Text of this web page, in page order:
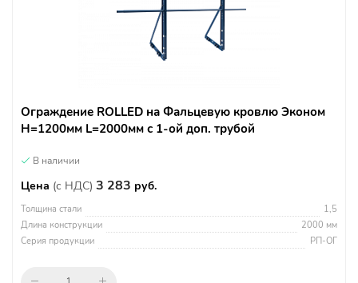
Ограждение ROLLED на Фальцевую кровлю Эконом
H=1200мм L=2000мм с 1-ой доп. трубой
В наличии
Цена (с НДС) 3 283 руб.
Толщина стали
1,5
Длина конструкции
2000 мм
Серия продукции
РП-ОГ